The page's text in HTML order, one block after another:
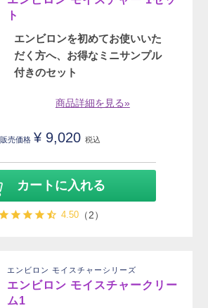
ト
エンビロンを初めてお使いいた
だく方へ、お得なミニサンプル
付きのセット
商品詳細を見る»
販売価格 ¥ 9,020 税込
カートに入れる
4.50（2）
エンビロン モイスチャーシリーズ
エンビロン モイスチャークリー
ム1